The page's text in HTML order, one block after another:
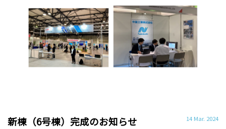
新棟（6号棟）完成のお知らせ 14 Mar. 2024